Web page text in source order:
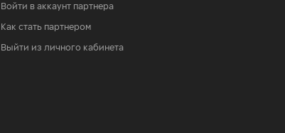
Войти в аккаунт партнера
Как стать партнером
Выйти из личного кабинета